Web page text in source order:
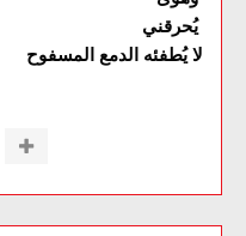
يُحرقني
لا يُطفئه الدمع المسفوح